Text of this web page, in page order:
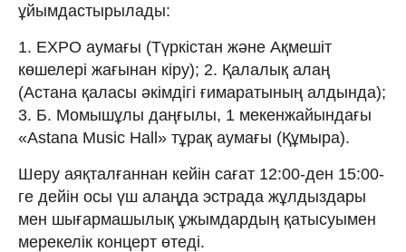
ұйымдастырылады:
1. ЕХРО аумағы (Түркістан және Ақмешіт
көшелері жағынан кіру); 2. Қалалық алаң
(Астана қаласы әкімдігі ғимаратының алдында);
3. Б. Момышұлы даңғылы, 1 мекенжайындағы
«Astana Music Hall» тұрақ аумағы (Құмыра).
Шеру аяқталғаннан кейін сағат 12:00-ден 15:00-
ге дейін осы үш алаңда эстрада жұлдыздары
мен шығармашылық ұжымдардың қатысуымен
мерекелік концерт өтеді.